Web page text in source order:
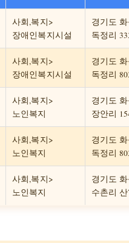
사회,복지>
장애인복지시설
경기도
독정리
사회,복지>
장애인복지시설
경기도
독정리
사회,복지>
노인복지
경기도
장안리
사회,복지>
노인복지
경기도
독정리
사회,복지>
노인복지
경기도
수촌리 산